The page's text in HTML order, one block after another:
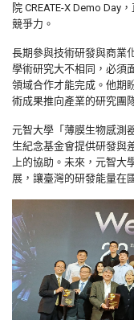
院 CREATE-X Demo Day
競爭力。
長期參與技術研發與商業
學術研究大不相同，必須
領域合作才能完成。 他期
術成果推向產業的研究團
元智大學「薄膜生物感測
生紀念基金會提供研發與
上的協助。未來， 元智大
展， 讓臺灣的研發能量在